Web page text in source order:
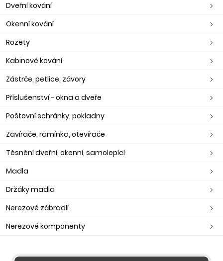
Dveřní kování
Okenní kování
Rozety
Kabinové kování
Zástrče, petlice, závory
Příslušenství - okna a dveře
Poštovní schránky, pokladny
Zavírače, ramínka, otevírače
Těsnění dveřní, okenní, samolepící
Madla
Držáky madla
Nerezové zábradlí
Nerezové komponenty